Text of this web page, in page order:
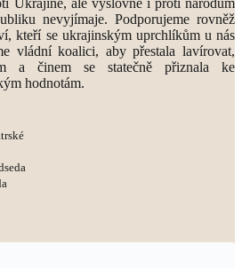
nevyjímaje. Podporujeme rovněž
kteří se ukrajinským uprchlíkům u nás
vládní koalici, aby přestala lavírovat,
a činem se statečně přiznala ke
hodnotám.